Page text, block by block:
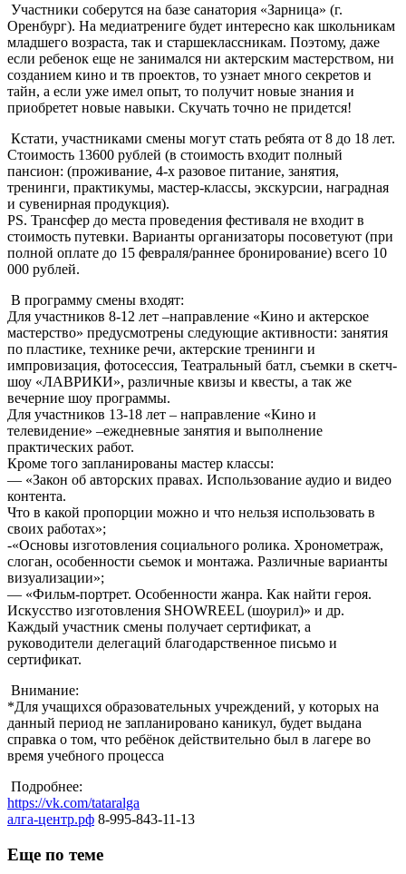
Участники соберутся на базе санатория «Зарница» (г.
Оренбург). На медиатрениге будет интересно как школьникам
младшего возраста, так и старшеклассникам. Поэтому, даже
если ребенок еще не занимался ни актерским мастерством, ни
созданием кино и тв проектов, то узнает много секретов и
тайн, а если уже имел опыт, то получит новые знания и
приобретет новые навыки. Скучать точно не придется!
Кстати, участниками смены могут стать ребята от 8 до 18 лет.
Стоимость 13600 рублей (в стоимость входит полный
пансион: (проживание, 4-х разовое питание, занятия,
тренинги, практикумы, мастер-классы, экскурсии, наградная
и сувенирная продукция).
PS. Трансфер до места проведения фестиваля не входит в
стоимость путевки. Варианты организаторы посоветуют (при
полной оплате до 15 февраля/раннее бронирование) всего 10
000 рублей.
В программу смены входят:
Для участников 8-12 лет –направление «Кино и актерское
мастерство» предусмотрены следующие активности: занятия
по пластике, технике речи, актерские тренинги и
импровизация, фотосессия, Театральный батл, съемки в скетч-
шоу «ЛАВРИКИ», различные квизы и квесты, а так же
вечерние шоу программы.
Для участников 13-18 лет – направление «Кино и
телевидение» –ежедневные занятия и выполнение
практических работ.
Кроме того запланированы мастер классы:
— «Закон об авторских правах. Использование аудио и видео
контента.
Что в какой пропорции можно и что нельзя использовать в
своих работах»;
-«Основы изготовления социального ролика. Хронометраж,
слоган, особенности сьемок и монтажа. Различные варианты
визуализации»;
— «Фильм-портрет. Особенности жанра. Как найти героя.
Искусство изготовления SHOWREEL (шоурил)» и др.
Каждый участник смены получает сертификат, а
руководители делегаций благодарственное письмо и
сертификат.
Внимание:
*Для учащихся образовательных учреждений, у которых на
данный период не запланировано каникул, будет выдана
справка о том, что ребёнок действительно был в лагере во
время учебного процесса
Подробнее:
https://vk.com/tataralga
алга-центр.рф 8-995-843-11-13
Еще по теме